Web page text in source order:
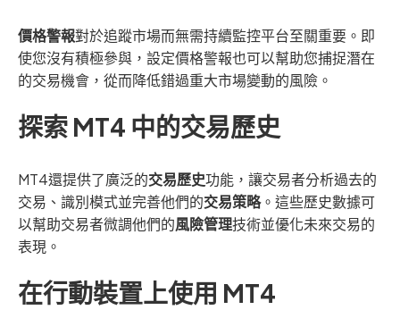
價格警報對於追蹤市場而無需持續監控平台至關重要。即
使您沒有積極參與，設定價格警報也可以幫助您捕捉潛在
的交易機會，從而降低錯過重大市場變動的風險。
探索 MT4 中的交易歷史
MT4還提供了廣泛的交易歷史功能，讓交易者分析過去的
交易、識別模式並完善他們的交易策略。這些歷史數據可
以幫助交易者微調他們的風險管理技術並優化未來交易的
表現。
在行動裝置上使用 MT4